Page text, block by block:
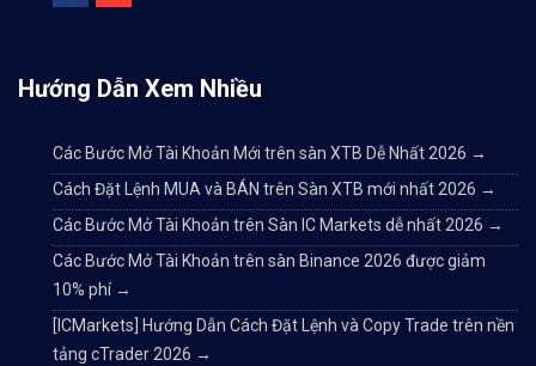
Hướng Dẫn Xem Nhiều
Các Bước Mở Tài Khoản Mới trên sàn XTB Dễ Nhất 2026 →
Cách Đặt Lệnh MUA và BÁN trên Sàn XTB mới nhất 2026 →
Các Bước Mở Tài Khoản trên Sàn IC Markets dễ nhất 2026 →
Các Bước Mở Tài Khoản trên sàn Binance 2026 được giảm
10% phí →
[ICMarkets] Hướng Dẫn Cách Đặt Lệnh và Copy Trade trên nền
tảng cTrader 2026 →